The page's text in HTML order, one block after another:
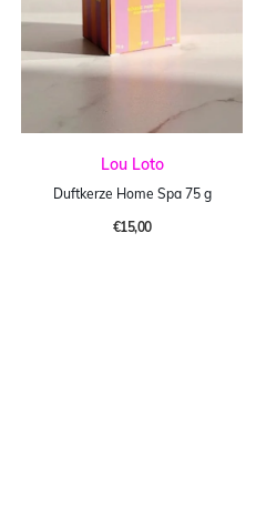
Lou Loto
Duftkerze Home Spa 75 g
€15,00